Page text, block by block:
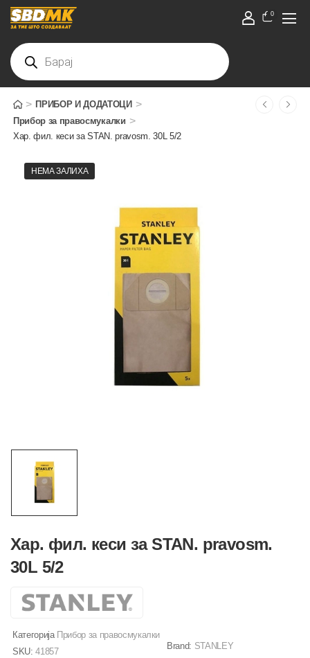
0
> ПРИБОР И ДОДАТОЦИ >
Прибор за правосмукалки >
Хар. фил. кеси за STAN. pravosm. 30L 5/2
НЕМА ЗАЛИХА
Хар. фил. кеси за STAN. pravosm.
30L 5/2
Категорија Прибор за правосмукалки
SKU:41857
Brand: STANLEY